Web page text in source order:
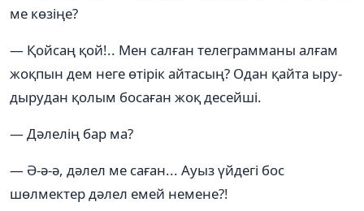
ме көзіңе?
— Қойсаң қой!.. Мен салған телеграмманы алғам
жоқпын дем неге өтірік айтасың? Одан қайта ыру-
дырудан қолым босаған жоқ десейші.
— Дәлелің бар ма?
— Ә-ә-ә, дәлел ме саған... Ауыз үйдегі бос
шөлмектер дәлел емей немене?!